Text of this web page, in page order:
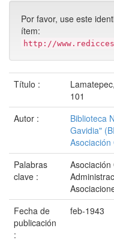
Por favor, use este
ítem:
http://
Título :
101
Autor :
Biblioteca
Gavidia"
Palabras
clave :
Asociación
Fecha de
publicación
:
feb-1943